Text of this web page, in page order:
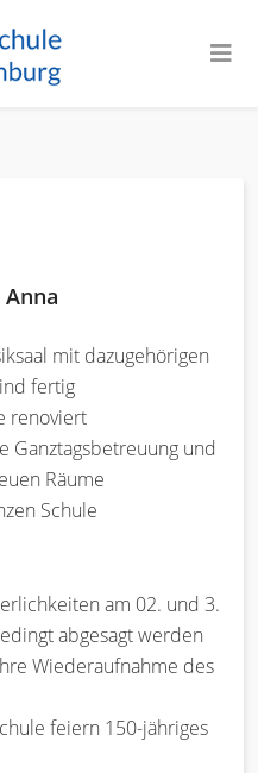
mit dazugehörigen
fertig
renoviert
Ganztagsbetreuung und
Räume
Schule
am 02. und 3.
abgesagt werden
Wiederaufnahme des
feiern 150-jähriges